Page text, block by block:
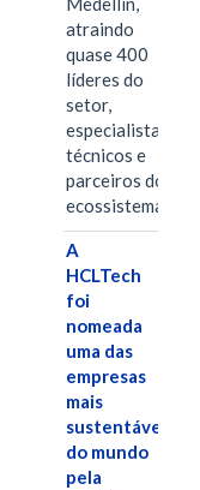
atraindo
quase 400
líderes do
setor,
especialistas
técnicos e
parceiros do
ecossistema.…
A
HCLTech
foi
nomeada
uma das
empresas
mais
sustentáveis
do mundo
pela